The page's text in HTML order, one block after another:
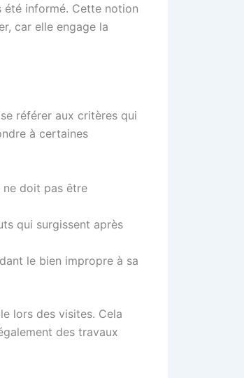
été informé. Cette notion
car elle engage la
référer aux critères qui
à certaines
ne doit pas être
qui surgissent après
le bien impropre à sa
lors des visites. Cela
des travaux